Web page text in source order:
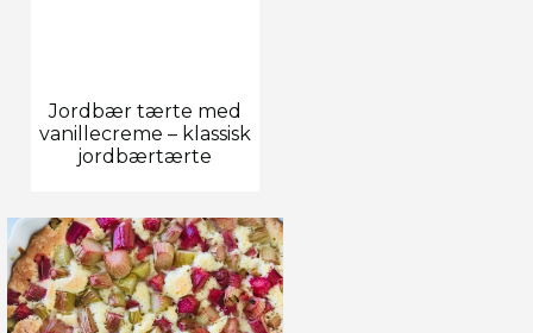
Jordbær tærte med
vanillecreme – klassisk
jordbærtærte